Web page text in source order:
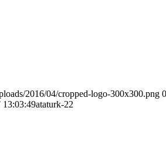
2016/04/cropped-logo-300x300.png 0
13:03:49ataturk-22